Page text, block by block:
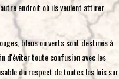
endroit où ils veulent attirer
bleus ou verts sont destinés à
d'éviter toute confusion avec les
du respect de toutes les lois sur